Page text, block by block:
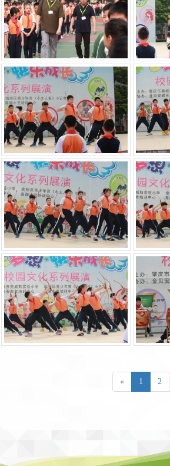
« 1 2